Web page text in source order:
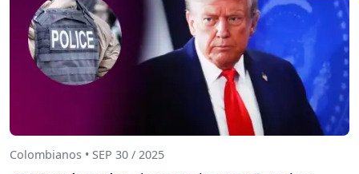
Colombianos • SEP 30 / 2025